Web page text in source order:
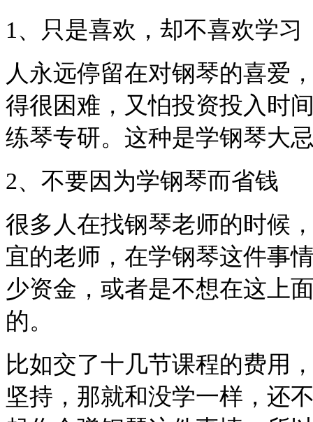
1、只是喜欢，却不喜欢学习
人永远停留在对钢琴的喜爱
得很困难，又怕投资投入时
练琴专研。这种是学钢琴大
2、不要因为学钢琴而省钱
很多人在找钢琴老师的时候
宜的老师，在学钢琴这件事
少资金，或者是不想在这上
的。
比如交了十几节课程的费用
坚持，那就和没学一样，还